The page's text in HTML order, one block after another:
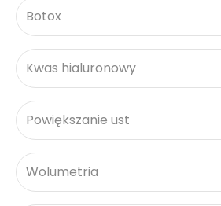
Botox
Kwas hialuronowy
Powiększanie ust
Wolumetria